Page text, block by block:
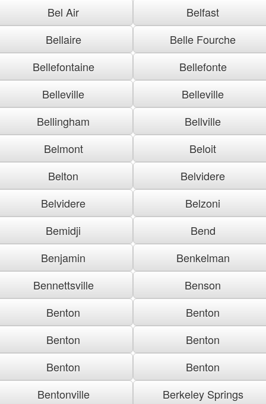
Bel Air
Belfast
Bellaire
Belle Fourche
Bellefontaine
Bellefonte
Belleville
Belleville
Bellingham
Bellville
Belmont
Beloit
Belton
Belvidere
Belvidere
Belzoni
Bemidji
Bend
Benjamin
Benkelman
Bennettsville
Benson
Benton
Benton
Benton
Benton
Benton
Benton
Bentonville
Berkeley Springs